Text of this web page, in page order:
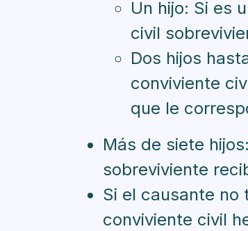
Un hijo: Si es
civil
Dos hijos
conviviente
que le
Más de siete
sobreviviente
Si el causante no
conviviente civil